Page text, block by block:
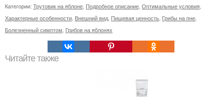
Категории: Трутовик на яблоне Подробное описание Оптимальные условия
Характерные особенности Внешний вид Пищевая ценность Грибы на пне
Болезненный симптом Грибов на яблонях
Читайте также